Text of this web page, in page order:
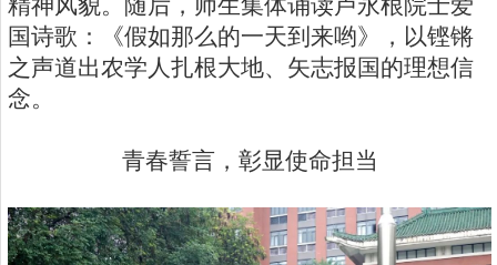
精神风貌。随后，师生集体诵读卢永根院士爱
国诗歌：《假如那么的一天到来哟》，以铿锵
之声道出农学人扎根大地、矢志报国的理想信
念。
青春誓言，彰显使命担当